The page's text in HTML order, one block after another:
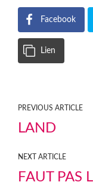
Facebook
Lien
PREVIOUS ARTICLE
LAND
NEXT ARTICLE
FAUT PAS